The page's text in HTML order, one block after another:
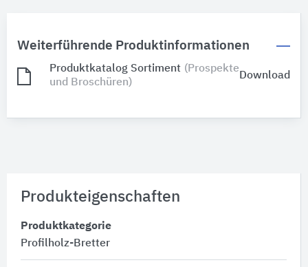
Weiterführende Produktinformationen
Produktkatalog Sortiment (Prospekte
und Broschüren)
Download
Produkteigenschaften
Produktkategorie
Profilholz-Bretter